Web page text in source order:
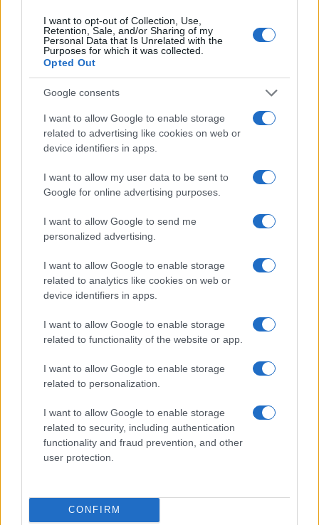
I want to opt-out of Collection, Use,
Retention, Sale, and/or Sharing of my
Personal Data that Is Unrelated with the
Purposes for which it was collected.
Opted Out
Google consents
I want to allow Google to enable storage
related to advertising like cookies on web or
device identifiers in apps.
I want to allow my user data to be sent to
Google for online advertising purposes.
I want to allow Google to send me
personalized advertising.
I want to allow Google to enable storage
related to analytics like cookies on web or
device identifiers in apps.
I want to allow Google to enable storage
related to functionality of the website or app.
I want to allow Google to enable storage
related to personalization.
I want to allow Google to enable storage
related to security, including authentication
functionality and fraud prevention, and other
user protection.
CONFIRM
Il canadese abbandona il torneo per un infortunio
improvviso
MOTORI
La berlina elettrica Mercedes-AMG CLA 45 4MATIC+
domina la Nordschleife con un tempo record
Ilaria Mauri · 5 Ago 2026
ALTRI SPORT